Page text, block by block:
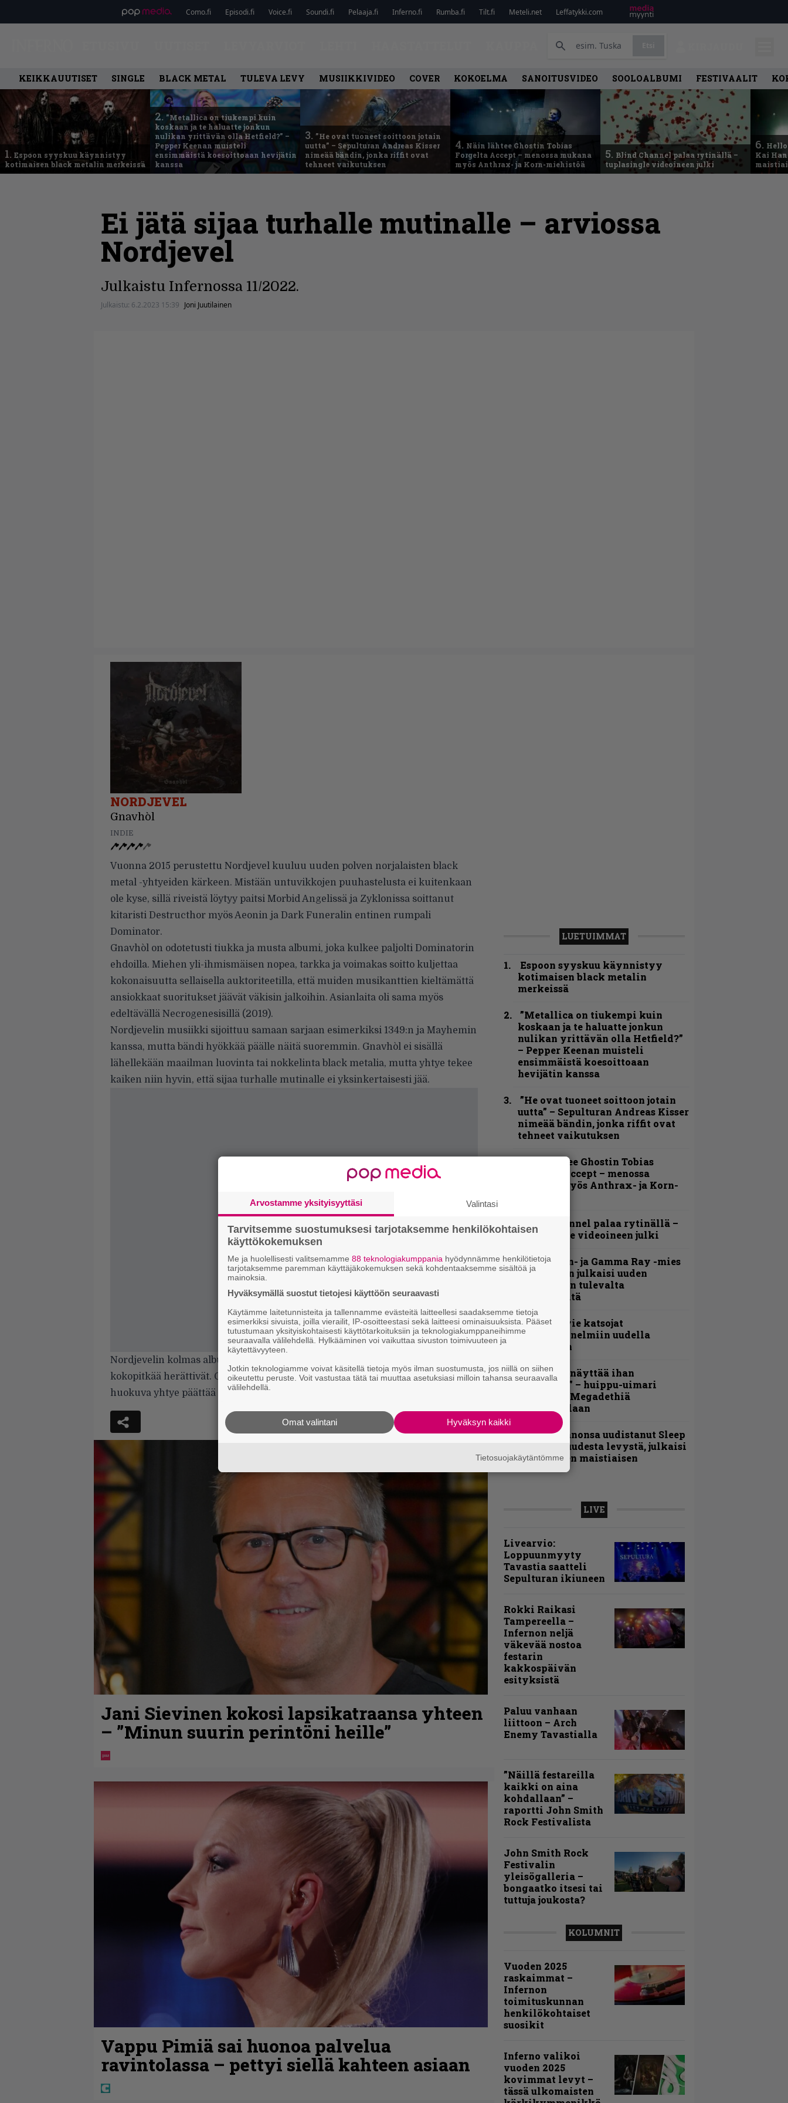
Como.fi Episodi.fi Voice.fi Soundi.fi Pelaaja.fi Inferno.fi Rumba.fi Tilt.fi Meteli.net Leffatykki.com
KEIKKAUUTISET SINGLE BLACK METAL TULEVA LEVY MUSIIKKIVIDEO COVER KOKOELMA SANOITUSVIDEO SOOLOALBUMI FESTIVAALIT
1. Espoon syyskuu käynnistyy
kotimaisen black metalin merkeissä
2. ”Metallica on tiukempi kuin
koskaan ja te haluatte jonkun
nulikan yrittävän olla Hetfield?” –
Pepper Keenan muisteli
ensimmäistä koesoittoaan hevijätin
kanssa
3. ”He ovat tuoneet soittoon jotain
uutta” – Sepulturan Andreas Kisser
nimeää bändin, jonka riffit ovat
tehneet vaikutuksen
4. Näin lähtee Ghostin Tobias
Forgelta Accept – menossa mukana
myös Anthrax- ja Korn-miehistöä
5. Blind Channel palaa rytinällä –
tuplasingle videoineen julki
6.
Kai
Ei jätä sijaa turhalle mutinalle – arviossa
Nordjevel
Julkaistu Infernossa 11/2022.
Julkaistu: 6.2.2023 15:39 Joni Juutilainen
NORDJEVEL
Gnavhòl
INDIE
Vuonna 2015 perustettu Nordjevel kuuluu uuden polven norjalaisten black
metal -yhtyeiden kärkeen. Mistään untuvikkojen puuhastelusta ei kuitenkaan
ole kyse, sillä riveistä löytyy paitsi Morbid Angelissä ja Zyklonissa soittanut
kitaristi Destructhor myös Aeonin ja Dark Funeralin entinen rumpali
Dominator.
Gnavhòl on odotetusti tiukka ja musta albumi, joka kulkee paljolti Dominatorin
ehdoilla. Miehen yli-ihmismäisen nopea, tarkka ja voimakas soitto kuljettaa
kokonaisuutta sellaisella auktoriteetilla, että muiden musikanttien kieltämättä
ansiokkaat suoritukset jäävät väkisin jalkoihin. Asianlaita oli sama myös
edeltävällä Necrogenesisillä (2019).
Nordjevelin musiikki sijoittuu samaan sarjaan esimerkiksi 1349:n ja Mayhemin
kanssa, mutta bändi hyökkää päälle näitä suoremmin. Gnavhòl ei sisällä
lähellekään maailman luovinta tai nokkelinta black metalia, mutta yhtye tekee
kaiken niin hyvin, että sijaa turhalle mutinalle ei yksinkertaisesti jää.
Nordjevelin kolmas albumi täyttää onneksi odotukset, joita kaksi aiempaa
kokopitkää herättivät. On mielenkiintoista nähdä, miten itsevarmuutta
huokuva yhtye päättää säätää ilmaisuaan tästä eteenpäin.
Jani Sievinen kokosi lapsikatraansa yhteen
– ”Minun suurin perintöni heille”
Vappu Pimiä sai huonoa palvelua
ravintolassa – pettyi siellä kahteen asiaan
LUETUIMMAT
Espoon syyskuu käynnistyy
kotimaisen black metalin
merkeissä
”Metallica on tiukempi kuin
koskaan ja te haluatte jonkun
nulikan yrittävän olla Hetfield?”
– Pepper Keenan muisteli
ensimmäistä koesoittoaan
hevijätin kanssa
”He ovat tuoneet soittoon jotain
uutta” – Sepulturan Andreas Kisser
nimeää bändin, jonka riffit ovat
tehneet vaikutuksen
Näin lähtee Ghostin Tobias
Forgelta Accept – menossa
mukana myös Anthrax- ja Korn-
Blind Channel palaa rytinällä –
tuplasingle videoineen julki
Helloween- ja Gamma Ray -mies
Kai Hansen julkaisi uuden
maistiaisen tulevalta
soololevyltä
Anthrax vie katsojat
keikkatunnelmiin uudella
videollaan
”Mitalini näyttää ihan
plektralta” – huippu-uimari
jamittelee Megadethiä
palkinnollaan
Kokoonpanonsa uudistanut Sleep
tiedottaa uudesta levystä, julkaisi
myös uuden maistiaisen
LIVE
Livearvio:
Loppuunmyyty
Tavastia saatteli
Sepulturan ikiuneen
Rokki Raikasi
Tampereella –
Infernon neljä
väkevää nostoa
festarin
kakkospäivän
esityksistä
Paluu vanhaan
liittoon – Arch
Enemy Tavastialla
”Näillä festareilla
kaikki on aina
kohdallaan” –
raportti John Smith
Rock Festivalista
John Smith Rock
Festivalin
yleisögalleria –
bongaatko itsesi tai
tuttuja joukosta?
KOLUMNIT
Vuoden 2025
raskaimmat –
Infernon
toimituskunnan
henkilökohtaiset
suosikit
Inferno valikoi
vuoden 2025
kovimmat levyt –
tässä ulkomaisten
Arvostamme yksityisyyttäsi Valintasi
Tarvitsemme suostumuksesi tarjotaksemme henkilökohtaisen
käyttökokemuksen
Me ja huolellisesti valitsemamme 88 teknologiakumppania hyödynnämme henkilötietoja
tarjotaksemme paremman käyttäjäkokemuksen sekä kohdentaaksemme sisältöä ja
mainoksia.
Hyväksymällä suostut tietojesi käyttöön seuraavasti
Käytämme laitetunnisteita ja tallennamme evästeitä laitteellesi saadaksemme tietoja
esimerkiksi sivuista, joilla vierailit, IP-osoitteestasi sekä laitteesi ominaisuuksista. Pääset
tutustumaan yksityiskohtaisesti käyttötarkoituksiin ja teknologiakumppaneihimme
seuraavalla välilehdellä. Hylkääminen voi vaikuttaa sivuston toimivuuteen ja
käytettävyyteen.
Jotkin teknologiamme voivat käsitellä tietoja myös ilman suostumusta, jos niillä on siihen
oikeutettu peruste. Voit vastustaa tätä tai muuttaa asetuksiasi milloin tahansa seuraavalla
välilehdellä.
Hyväksyn kaikki
Omat valintani
Tietosuojakäytäntömme